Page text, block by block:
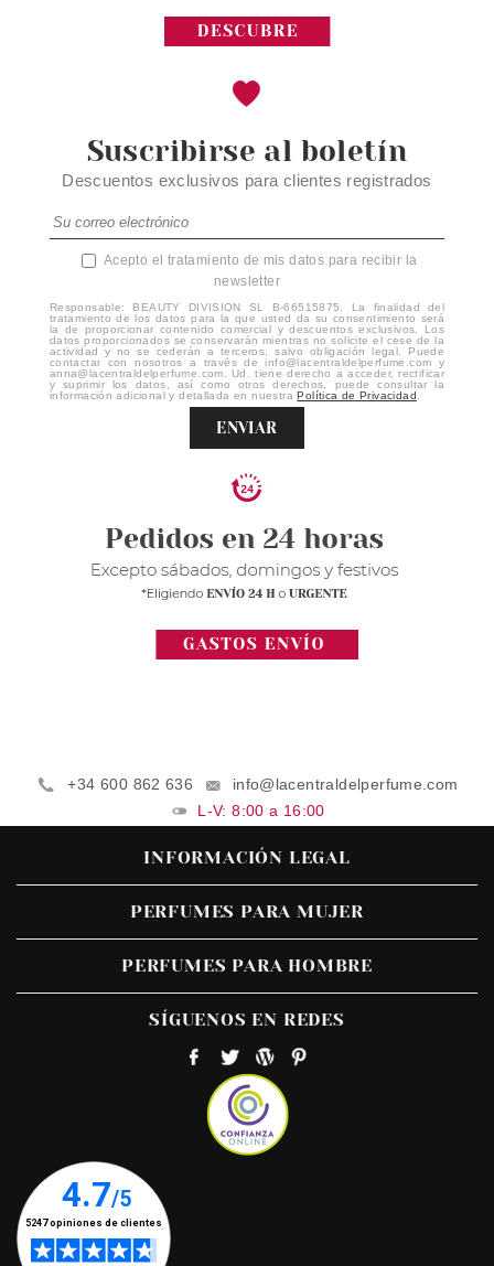
Suscribirse al boletín
Descuentos exclusivos para clientes registrados
Acepto el tratamiento de mis datos para recibir la
newsletter
Responsable: BEAUTY DIVISION SL B-66515875. La finalidad del
tratamiento de los datos para la que usted da su consentimiento será
la de proporcionar contenido comercial y descuentos exclusivos. Los
datos proporcionados se conservarán mientras no solicite el cese de la
actividad y no se cederán a terceros, salvo obligación legal. Puede
contactar con nosotros a través de info@lacentraldelperfume.com y
anna@lacentraldelperfume.com. Ud. tiene derecho a acceder, rectificar
y suprimir los datos, así como otros derechos, puede consultar la
información adicional y detallada en nuestraPolítica de Privacidad
ENVIAR
+34 600 862 636
info@lacentraldelperfume.com
L-V: 8:00 a 16:00
INFORMACIÓN LEGAL
PERFUMES PARA MUJER
PERFUMES PARA HOMBRE
SÍGUENOS EN REDES